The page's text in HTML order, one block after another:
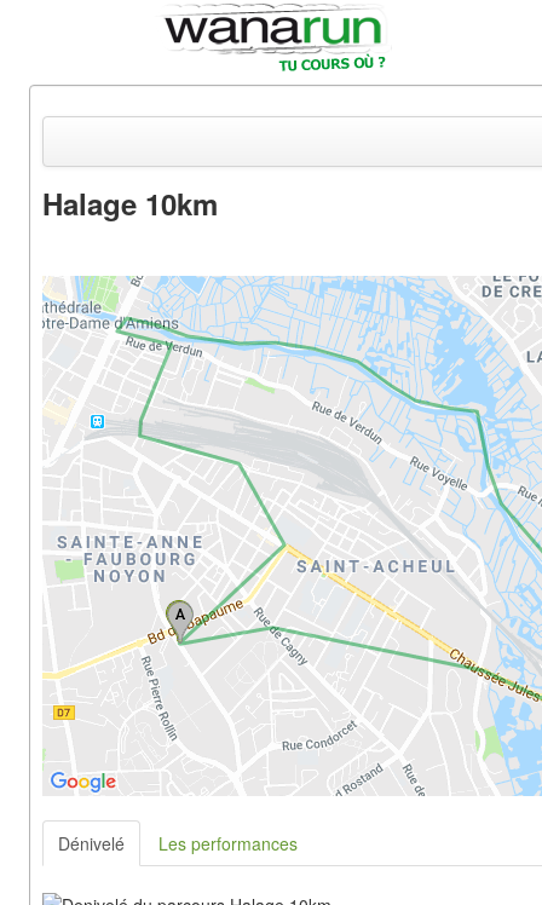
Equipements & Tests
Parcours & Courses
Outils & Réseaux
Halage 10km
Dénivelé Les performances